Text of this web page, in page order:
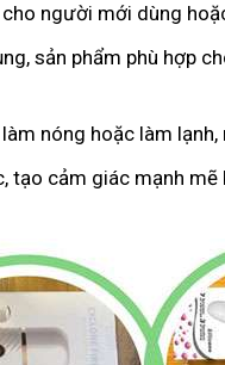
người mới dùng
sản phẩm phù hợp
nóng hoặc làm
tạo cảm giác mạnh